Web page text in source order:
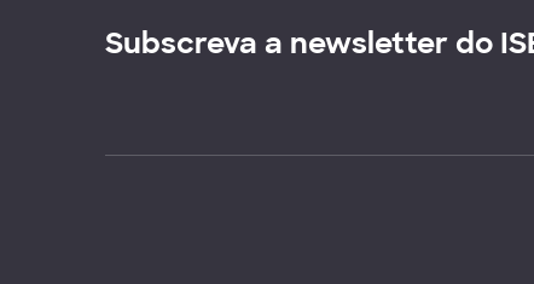
Subscreva a newsletter do